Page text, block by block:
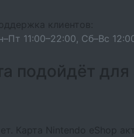
клиентов:
11:00–22:00, Сб–Вс
подойдёт для
Нет. Карта Nintendo eShop